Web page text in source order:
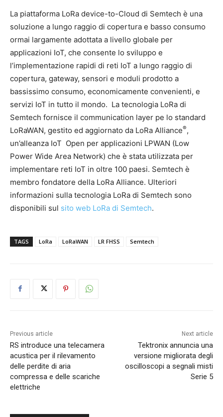
La piattaforma LoRa device-to-Cloud di Semtech è una
soluzione a lungo raggio di copertura e basso consumo
ormai largamente adottata a livello globale per
applicazioni IoT, che consente lo sviluppo e
l’implementazione rapidi di reti IoT a lungo raggio di
copertura, gateway, sensori e moduli prodotto a
bassissimo consumo, economicamente convenienti, e
servizi IoT in tutto il mondo. La tecnologia LoRa di
Semtech fornisce il communication layer pe lo standard
LoRaWAN, gestito ed aggiornato da LoRa Alliance®,
un’alleanza IoT Open per applicazioni LPWAN (Low
Power Wide Area Network) che è stata utilizzata per
implementare reti IoT in oltre 100 paesi. Semtech è
membro fondatore della LoRa Alliance. Ulteriori
informazioni sulla tecnologia LoRa di Semtech sono
disponibili sul sito web LoRa di Semtech.
TAGS LoRa LoRaWAN LR FHSS Semtech
Previous article
RS introduce una telecamera
acustica per il rilevamento
delle perdite di aria
compressa e delle scariche
elettriche
Next article
Tektronix annuncia una
versione migliorata degli
oscilloscopi a segnali misti
Serie 5